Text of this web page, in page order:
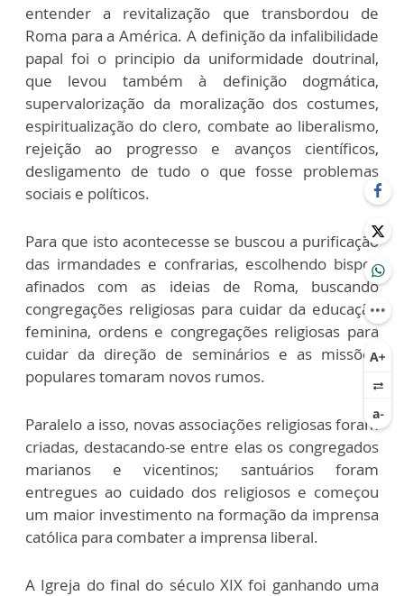
entender a revitalização que transbordou de
Roma para a América. A definição da infalibilidade
papal foi o principio da uniformidade doutrinal,
que levou também à definição dogmática,
supervalorização da moralização dos costumes,
espiritualização do clero, combate ao liberalismo,
rejeição ao progresso e avanços científicos,
desligamento de tudo o que fosse problemas
sociais e políticos.
Para que isto acontecesse se buscou a purificação
das irmandades e confrarias, escolhendo bispos
afinados com as ideias de Roma, buscando
congregações religiosas para cuidar da educação
feminina, ordens e congregações religiosas para
cuidar da direção de seminários e as missões
populares tomaram novos rumos.
Paralelo a isso, novas associações religiosas foram
criadas, destacando-se entre elas os congregados
marianos e vicentinos; santuários foram
entregues ao cuidado dos religiosos e começou
um maior investimento na formação da imprensa
católica para combater a imprensa liberal.
A Igreja do final do século XIX foi ganhando uma